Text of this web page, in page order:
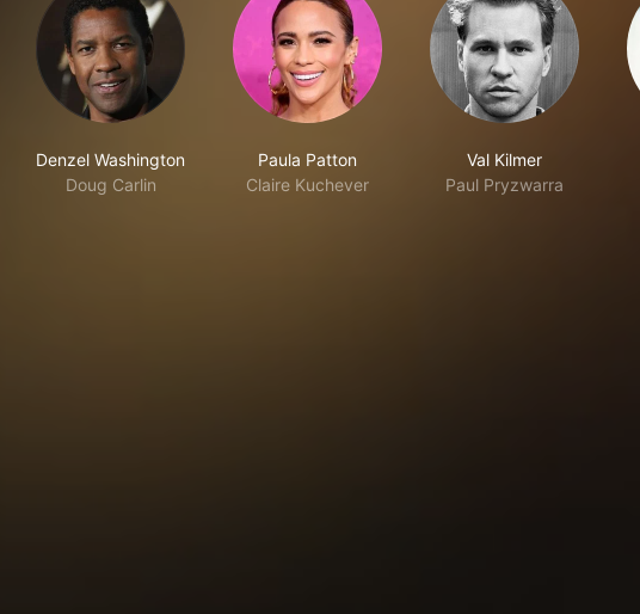
Denzel Washington
Doug Carlin
Paula Patton
Claire Kuchever
Val Kilmer
Paul Pryzwarra